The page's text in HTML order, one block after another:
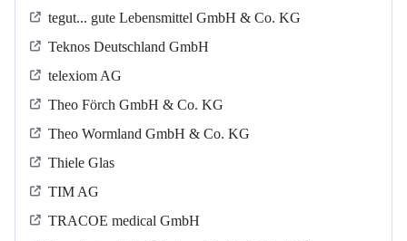
tegut... gute Lebensmittel GmbH & Co. KG
Teknos Deutschland GmbH
telexiom AG
Theo Förch GmbH & Co. KG
Theo Wormland GmbH & Co. KG
Thiele Glas
TIM AG
TRACOE medical GmbH